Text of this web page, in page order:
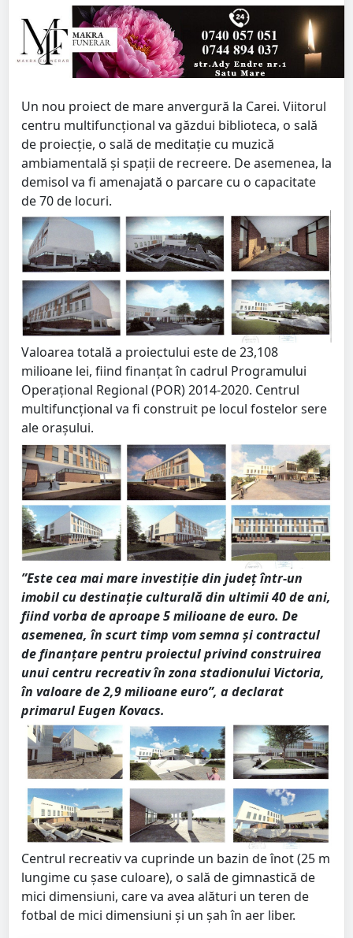
Un nou proiect de mare anvergură la Carei. Viitorul
centru multifuncțional va găzdui biblioteca, o sală
de proiecție, o sală de meditație cu muzică
ambiamentală și spații de recreere. De asemenea, la
demisol va fi amenajată o parcare cu o capacitate
de 70 de locuri.
Valoarea totală a proiectului este de 23,108
milioane lei, fiind finanțat în cadrul Programului
Operațional Regional (POR) 2014-2020. Centrul
multifuncțional va fi construit pe locul fostelor sere
ale orașului.
”Este cea mai mare investiție din județ într-un
imobil cu destinație culturală din ultimii 40 de ani,
fiind vorba de aproape 5 milioane de euro. De
asemenea, în scurt timp vom semna și contractul
de finanțare pentru proiectul privind construirea
unui centru recreativ în zona stadionului Victoria,
în valoare de 2,9 milioane euro”, a declarat
primarul Eugen Kovacs.
Centrul recreativ va cuprinde un bazin de înot (25 m
lungime cu şase culoare), o sală de gimnastică de
mici dimensiuni, care va avea alături un teren de
fotbal de mici dimensiuni şi un şah în aer liber.